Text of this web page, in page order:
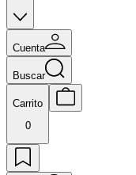
Cuenta
Buscar
Carrito
0